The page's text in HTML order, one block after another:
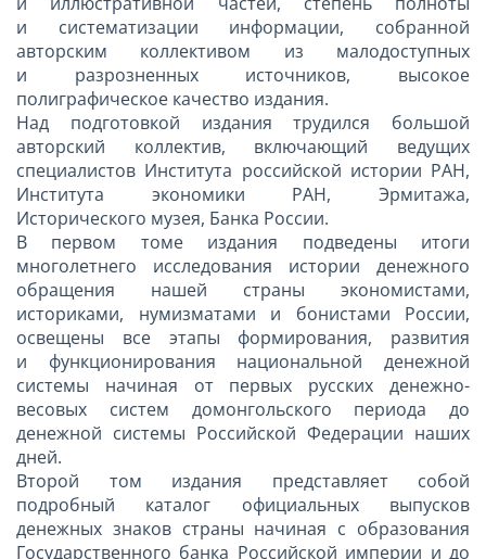
и систематизации информации, собранной
авторским коллективом из малодоступных
и разрозненных источников, высокое
полиграфическое качество издания.
Над подготовкой издания трудился большой
авторский коллектив, включающий ведущих
специалистов Института российской истории РАН,
Института экономики РАН, Эрмитажа,
Исторического музея, Банка России.
В первом томе издания подведены итоги
многолетнего исследования истории денежного
обращения нашей страны экономистами,
историками, нумизматами и бонистами России,
освещены все этапы формирования, развития
и функционирования национальной денежной
системы начиная от первых русских денежно-
весовых систем домонгольского периода до
денежной системы Российской Федерации наших
дней.
Второй том издания представляет собой
подробный каталог официальных выпусков
денежных знаков страны начиная с образования
Государственного банка Российской империи и до